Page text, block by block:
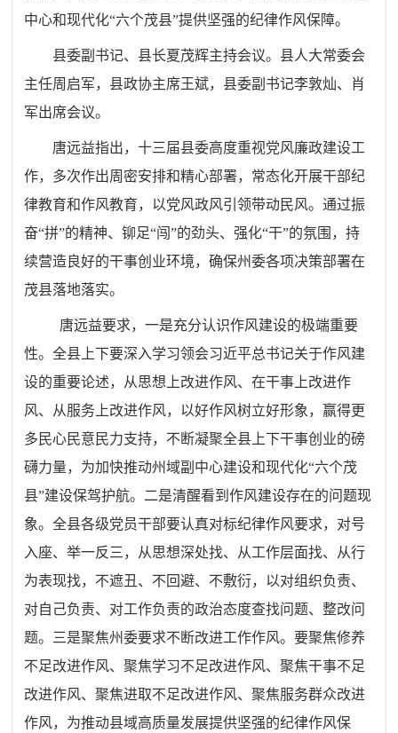
中心和现代化“六个茂县”提供坚强的纪律作风保障。
县委副书记、县长夏茂辉主持会议。县人大常委会
主任周启军，县政协主席王斌，县委副书记李敦灿、肖
军出席会议。
唐远益指出，十三届县委高度重视党风廉政建设工
作，多次作出周密安排和精心部署，常态化开展干部纪
律教育和作风教育，以党风政风引领带动民风。通过振
奋“拼”的精神、铆足“闯”的劲头、强化“干”的氛围，持
续营造良好的干事创业环境，确保州委各项决策部署在
茂县落地落实。
唐远益要求，一是充分认识作风建设的极端重要
性。全县上下要深入学习领会习近平总书记关于作风建
设的重要论述，从思想上改进作风、在干事上改进作
风、从服务上改进作风，以好作风树立好形象，赢得更
多民心民意民力支持，不断凝聚全县上下干事创业的磅
礴力量，为加快推动州域副中心建设和现代化“六个茂
县”建设保驾护航。二是清醒看到作风建设存在的问题现
象。全县各级党员干部要认真对标纪律作风要求，对号
入座、举一反三，从思想深处找、从工作层面找、从行
为表现找，不遮丑、不回避、不敷衍，以对组织负责、
对自己负责、对工作负责的政治态度查找问题、整改问
题。三是聚焦州委要求不断改进工作作风。要聚焦修养
不足改进作风、聚焦学习不足改进作风、聚焦干事不足
改进作风、聚焦进取不足改进作风、聚焦服务群众改进
作风，为推动县域高质量发展提供坚强的纪律作风保